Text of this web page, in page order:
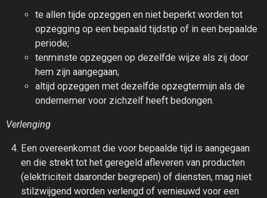
te allen tijde opzeggen en niet beperkt worden tot
opzegging op een bepaald tijdstip of in een bepaalde
periode;
tenminste opzeggen op dezelfde wijze als zij door
hem zijn aangegaan;
altijd opzeggen met dezelfde opzegtermijn als de
ondernemer voor zichzelf heeft bedongen.
Verlenging
Een overeenkomst die voor bepaalde tijd is aangegaan
en die strekt tot het geregeld afleveren van producten
(elektriciteit daaronder begrepen) of diensten, mag niet
stilzwijgend worden verlengd of vernieuwd voor een